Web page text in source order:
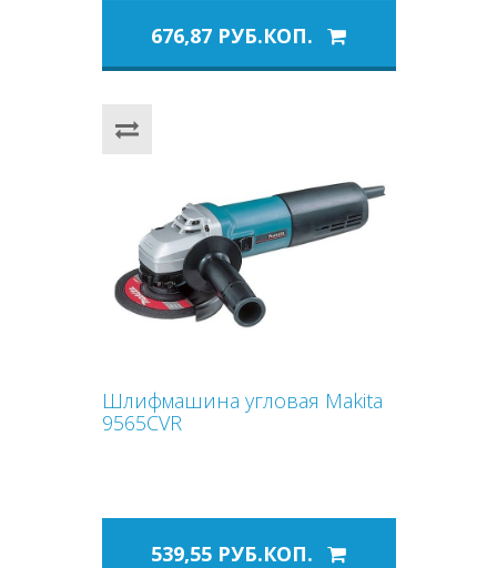
676,87 РУБ.КОП.
Шлифмашина угловая Makita
9565CVR
539,55 РУБ.КОП.